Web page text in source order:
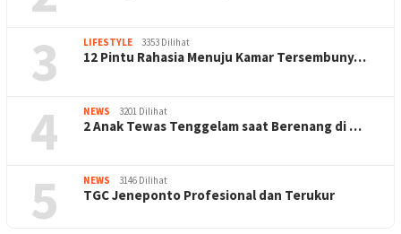
3 LIFESTYLE 3353 Dilihat
12 Pintu Rahasia Menuju Kamar Tersembuny…
4 NEWS 3201 Dilihat
2 Anak Tewas Tenggelam saat Berenang di …
5 NEWS 3146 Dilihat
TGC Jeneponto Profesional dan Terukur